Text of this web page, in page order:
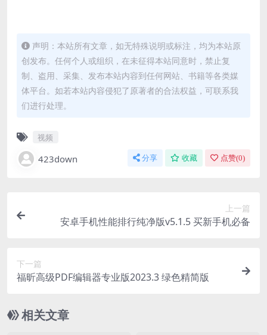
声明：本站所有文章，如无特殊说明或标注，均为本站原
创发布。任何个人或组织，在未征得本站同意时，禁止复
制、盗用、采集、发布本站内容到任何网站、书籍等各类媒
体平台。如若本站内容侵犯了原著者的合法权益，可联系我
们进行处理。
视频
423down 分享 收藏 点赞(0)
上一篇
安卓手机性能排行纯净版v5.1.5 买新手机必备
下一篇
福昕高级PDF编辑器专业版2023.3 绿色精简版
相关文章